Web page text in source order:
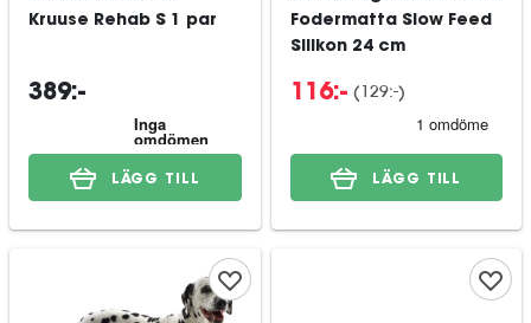
Kruuse Rehab S 1 par
389:-
LÄGG TILL
Fodermatta Slow Feed
Silikon 24 cm
116:- (129:-)
LÄGG TILL